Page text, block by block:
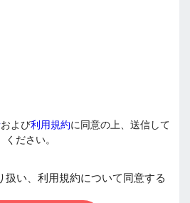
および利用規約に同意の上、送信して
ください。
扱い、利用規約について同意する